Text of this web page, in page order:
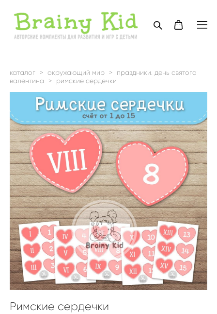
каталог > окружающий мир > праздники. день святого
валентина
> римские сердечки
Римские сердечки